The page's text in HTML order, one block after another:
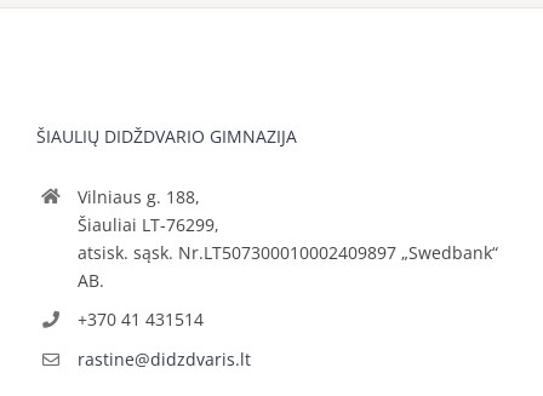
ŠIAULIŲ DIDŽDVARIO GIMNAZIJA
Vilniaus g. 188,
Šiauliai LT-76299,
atsisk. sąsk. Nr.LT507300010002409897 „Swedbank“
AB.
+370 41 431514
rastine@didzdvaris.lt